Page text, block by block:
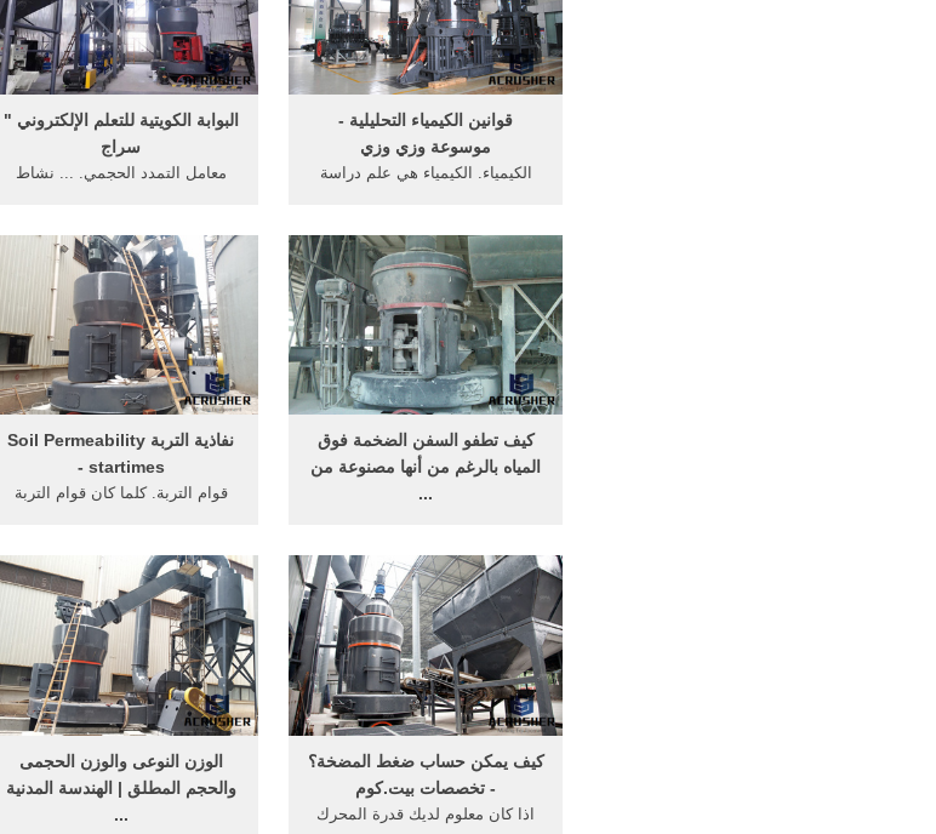
البثق ، الطارد مضخة ، نظام التغذية
، الحجمي المغذية ...
البوابة الكويتية للتعلم الإلكتروني "
سراج
معامل التمدد الحجمي. ... نشاط
أن الشغل المبذول في رفع جسم لا
يتوقف على المسار كما يذكر
العوامل التي يتوقف عليها الشغل
المبذول في رفع ...
قوانين الكيمياء التحليلية -
موسوعة وزي وزي
الكيمياء. الكيمياء هي علم دراسة
والمنطق، مما قد يجعل دراسة
الكيمياء تحديًا إذا كان ثمة ضعف في
تلك المجالات، ومع ذلك، يمكن لأي
شخص فهم أساسيات كيفية عمل ...
نفاذية التربة Soil Permeability
- startimes
قوام التربة. كلما كان قوام التربة
على شكل ماء شعري؛ وهذا يعني
ازدياد نسبة الماء عند كل من السعة
الحقلية (3 / 1 ض.ج)، ونقطة الذبول
الدائم (15 ض.
كيف تطفو السفن الضخمة فوق
المياه بالرغم من أنها مصنوعة من
...
مصنوعة من الحديد الذى لايطفو
فوق الماء؟؟؟ من يملك إجابة مقنعة
ومختصرة وعلمية؟
الوزن النوعى والوزن الحجمى
والحجم المطلق | الهندسة المدنية
...
كيف يمكن حساب ضغط المضخة؟
- تخصصات بيت.كوم
اذا كان معلوم لديك قدرة المحرك